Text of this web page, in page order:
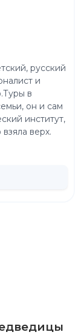
русский
и
в
он и сам
институт,
верх.